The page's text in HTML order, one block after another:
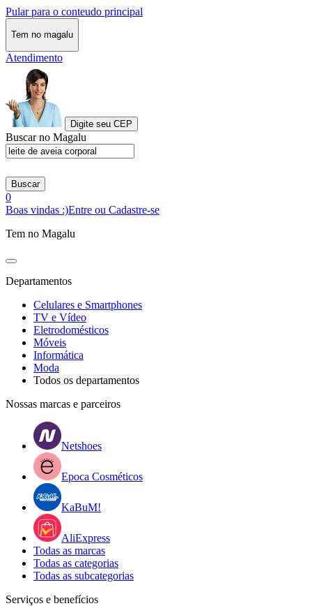
Pular para o conteudo principal
Tem no magalu
Atendimento
Digite seu CEP
Buscar no Magalu
Buscar
0
Boas vindas :)Entre ou Cadastre-se
Tem no Magalu
Departamentos
Celulares e Smartphones
TV e Vídeo
Eletrodomésticos
Móveis
Informática
Moda
Todos os departamentos
Nossas marcas e parceiros
Netshoes
Epoca Cosméticos
KaBuM!
AliExpress
Todas as marcas
Todas as categorias
Todas as subcategorias
Serviços e benefícios